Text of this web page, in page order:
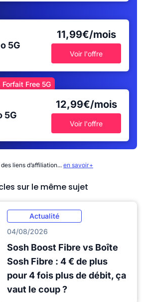
5G
11,99€/mois
Voir l'offre
Free 5G
5G
12,99€/mois
Voir l'offre
liens d’affiliation... en savoir+
sur le même sujet
Actualité
04/08/2026
Sosh Boost Fibre vs Boîte
Sosh Fibre : 4 € de plus
pour 4 fois plus de débit, ça
vaut le coup ?